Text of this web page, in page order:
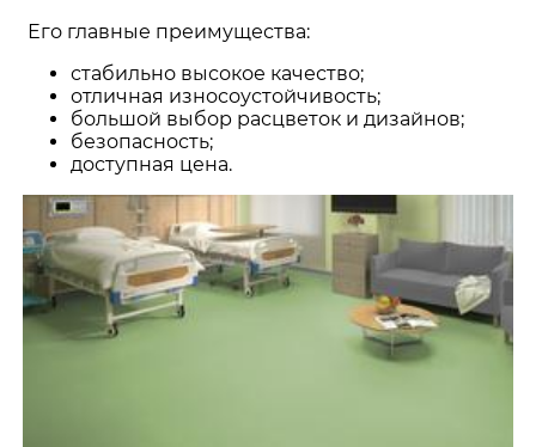
Его главные преимущества:
стабильно высокое качество;
отличная износоустойчивость;
большой выбор расцветок и дизайнов;
безопасность;
доступная цена.